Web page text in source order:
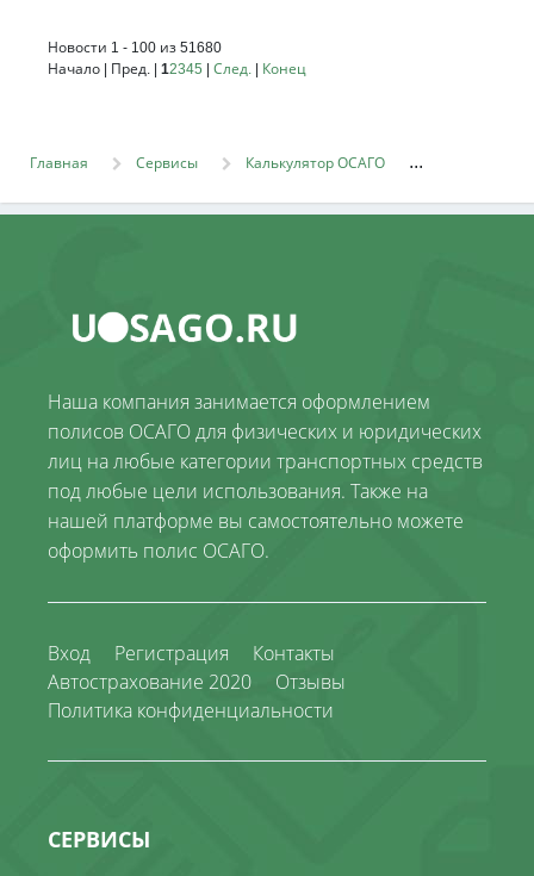
Новости 1 - 100 из 51680
Начало | Пред. | 12345 | След. | Конец
Главная Сервисы Калькулятор ОСАГО
Наша компания занимается оформлением
полисов ОСАГО для физических и юридических
лиц на любые категории транспортных средств
под любые цели использования. Также на
нашей платформе вы самостоятельно можете
оформить полис ОСАГО.
Вход Регистрация
Контакты
Автострахование 2020
Отзывы
Политика конфиденциальности
СЕРВИСЫ